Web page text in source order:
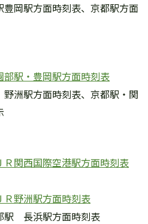
豊岡駅方面時刻表、京都駅方面
駅・豊岡駅方面時刻表
洲駅方面時刻表、京都駅・関
関西国際空港駅方面時刻表
Ｒ野洲駅方面時刻表
駅 長浜駅方面時刻表